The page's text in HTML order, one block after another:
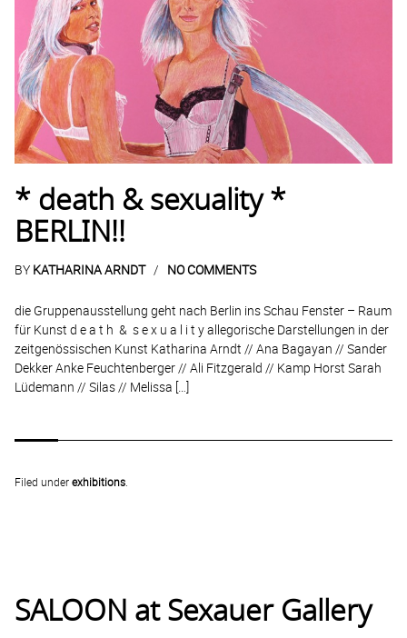
* death & sexuality *
BERLIN!!
BY KATHARINA ARNDT NO COMMENTS
die Gruppenausstellung geht nach Berlin ins Schau Fenster – Raum
für Kunst d e a t h & s e x u a l i t y allegorische Darstellungen in der
zeitgenössischen Kunst Katharina Arndt // Ana Bagayan // Sander
Dekker Anke Feuchtenberger // Ali Fitzgerald // Kamp Horst Sarah
Lüdemann // Silas // Melissa […]
Filed underexhibitions
SALOON at Sexauer Gallery